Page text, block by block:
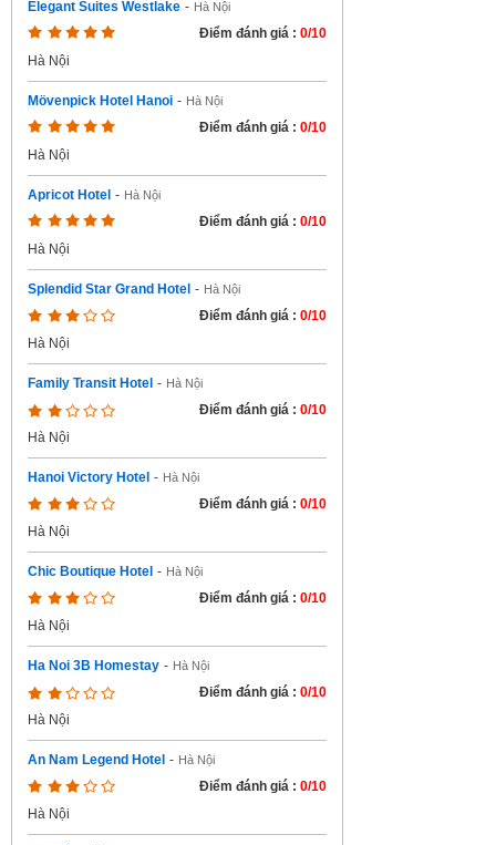
Elegant Suites Westlake - Hà Nội
Điểm đánh giá : 0/10
Hà Nội
Mövenpick Hotel Hanoi - Hà Nội
Điểm đánh giá : 0/10
Hà Nội
Apricot Hotel - Hà Nội
Điểm đánh giá : 0/10
Hà Nội
Splendid Star Grand Hotel - Hà Nội
Điểm đánh giá : 0/10
Hà Nội
Family Transit Hotel - Hà Nội
Điểm đánh giá : 0/10
Hà Nội
Hanoi Victory Hotel - Hà Nội
Điểm đánh giá : 0/10
Hà Nội
Chic Boutique Hotel - Hà Nội
Điểm đánh giá : 0/10
Hà Nội
Ha Noi 3B Homestay - Hà Nội
Điểm đánh giá : 0/10
Hà Nội
An Nam Legend Hotel - Hà Nội
Điểm đánh giá : 0/10
Hà Nội